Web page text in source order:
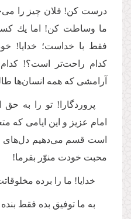
درست كن! فلان چیز را
ما وساطت كن! اما یك
فقط با خداست؛ خدایا!
کدام راحت‌‌تر است؟!
آرامشى كه همه انسان‌ها
پروردگارا! تو را به
امام عزیز و این ایامى كه
است قسم مى‌‌دهیم دل‌های
محبت خودت منوّر بفرما!
خدایا! ما را برده
به ما توفیق بده فقط